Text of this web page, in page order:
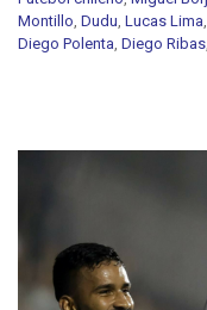
Montillo, Dudu, Lucas Lima,
Diego Polenta, Diego Ribas,